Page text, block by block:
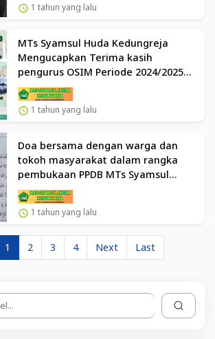
1 tahun yang lalu
MTs Syamsul Huda Kedungreja
Mengucapkan Terima kasih
pengurus OSIM Periode 2024/2025
Selamat dan sukses kepada
pengurus OSIM Periode 2025/2026
1 tahun yang lalu
Doa bersama dengan warga dan
tokoh masyarakat dalam rangka
pembukaan PPDB MTs Syamsul
Huda Kedungreja TP 2025/2026
1 tahun yang lalu
1 2 3 4 Next Last